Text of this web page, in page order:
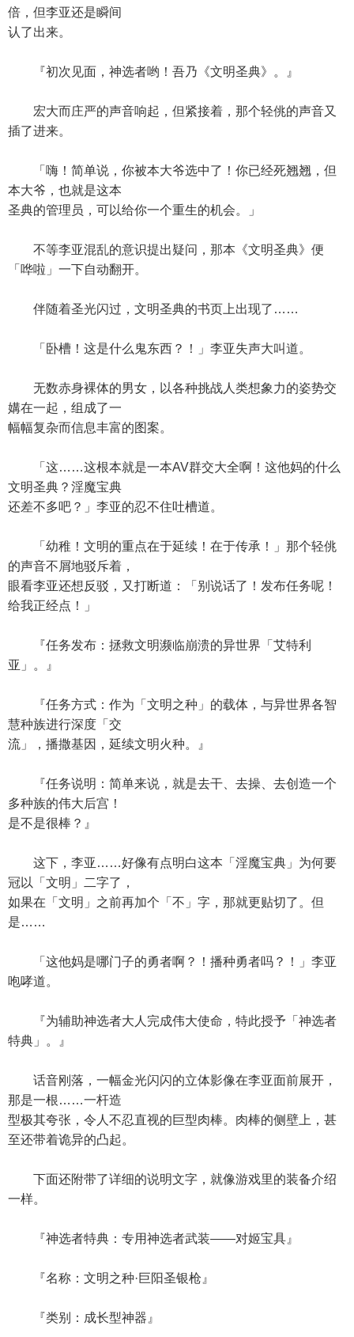
倍，但李亚还是瞬间
认了出来。
『初次见面，神选者哟！吾乃《文明圣典》。』
宏大而庄严的声音响起，但紧接着，那个轻佻的声音又
插了进来。
「嗨！简单说，你被本大爷选中了！你已经死翘翘，但
本大爷，也就是这本
圣典的管理员，可以给你一个重生的机会。」
不等李亚混乱的意识提出疑问，那本《文明圣典》便
「哗啦」一下自动翻开。
伴随着圣光闪过，文明圣典的书页上出现了……
「卧槽！这是什么鬼东西？！」李亚失声大叫道。
无数赤身裸体的男女，以各种挑战人类想象力的姿势交
媾在一起，组成了一
幅幅复杂而信息丰富的图案。
「这……这根本就是一本AV群交大全啊！这他妈的什么
文明圣典？淫魔宝典
还差不多吧？」李亚的忍不住吐槽道。
「幼稚！文明的重点在于延续！在于传承！」那个轻佻
的声音不屑地驳斥着，
眼看李亚还想反驳，又打断道：「别说话了！发布任务呢！
给我正经点！」
『任务发布：拯救文明濒临崩溃的异世界「艾特利
亚」。』
『任务方式：作为「文明之种」的载体，与异世界各智
慧种族进行深度「交
流」，播撒基因，延续文明火种。』
『任务说明：简单来说，就是去干、去操、去创造一个
多种族的伟大后宫！
是不是很棒？』
这下，李亚……好像有点明白这本「淫魔宝典」为何要
冠以「文明」二字了，
如果在「文明」之前再加个「不」字，那就更贴切了。但
是……
「这他妈是哪门子的勇者啊？！播种勇者吗？！」李亚
咆哮道。
『为辅助神选者大人完成伟大使命，特此授予「神选者
特典」。』
话音刚落，一幅金光闪闪的立体影像在李亚面前展开，
那是一根……一杆造
型极其夸张，令人不忍直视的巨型肉棒。肉棒的侧壁上，甚
至还带着诡异的凸起。
下面还附带了详细的说明文字，就像游戏里的装备介绍
一样。
『神选者特典：专用神选者武装——对姬宝具』
『名称：文明之种·巨阳圣银枪』
『类别：成长型神器』